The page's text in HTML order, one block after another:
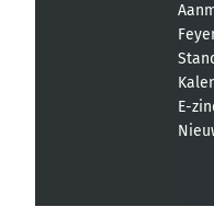
E-